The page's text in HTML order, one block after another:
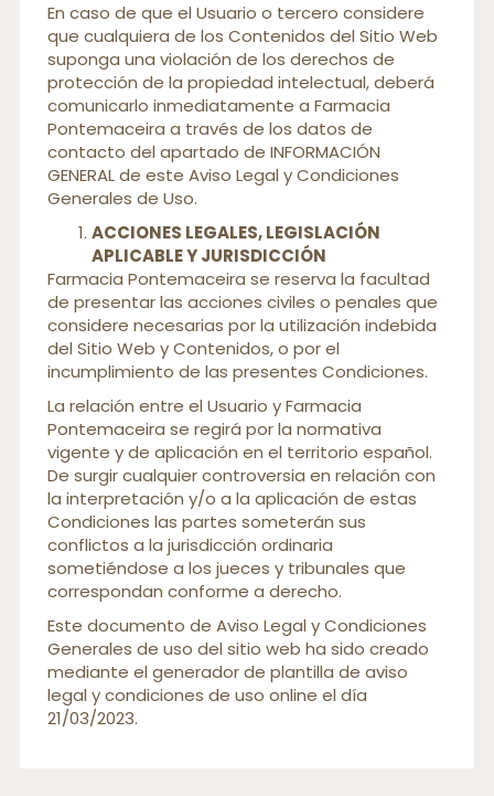
En caso de que el Usuario o tercero considere
que cualquiera de los Contenidos del Sitio Web
suponga una violación de los derechos de
protección de la propiedad intelectual, deberá
comunicarlo inmediatamente a Farmacia
Pontemaceira a través de los datos de
contacto del apartado de INFORMACIÓN
GENERAL de este Aviso Legal y Condiciones
Generales de Uso.
ACCIONES LEGALES, LEGISLACIÓN
APLICABLE Y JURISDICCIÓN
Farmacia Pontemaceira se reserva la facultad
de presentar las acciones civiles o penales que
considere necesarias por la utilización indebida
del Sitio Web y Contenidos, o por el
incumplimiento de las presentes Condiciones.
La relación entre el Usuario y Farmacia
Pontemaceira se regirá por la normativa
vigente y de aplicación en el territorio español.
De surgir cualquier controversia en relación con
la interpretación y/o a la aplicación de estas
Condiciones las partes someterán sus
conflictos a la jurisdicción ordinaria
sometiéndose a los jueces y tribunales que
correspondan conforme a derecho.
Este documento de Aviso Legal y Condiciones
Generales de uso del sitio web ha sido creado
mediante el generador de plantilla de aviso
legal y condiciones de uso online el día
21/03/2023.